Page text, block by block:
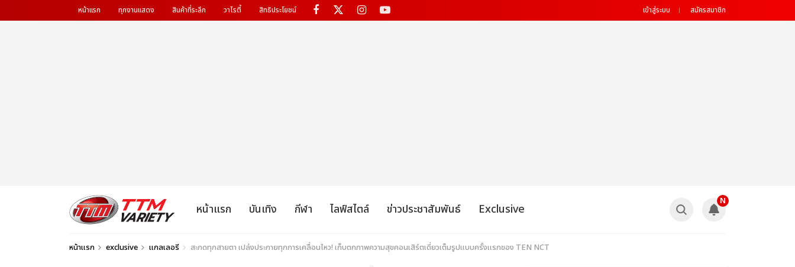
หน้าแรก ทุกงานแสดง สินค้าที่ระลึก วาไรตี้ สิทธิประโยชน์ เข้าสู่ระบบ สมัครสมาชิก
หน้าแรก บันเทิง กีฬา ไลฟ์สไตล์ ข่าวประชาสัมพันธ์ Exclusive
N
หน้าแรก exclusive แกลเลอรี สะกดทุกสายตา เปล่งประกายทุกการเคลื่อนไหว! เก็บตกภาพความสุขคอนเสิร์ตเดี่ยวเต็มรูปแบบครั้งแรกของ TEN NCT